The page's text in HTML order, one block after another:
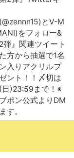
とV-M
をフォロー&
弾』関連ツイート
方から抽選で1名
入りアクリルプ
ント！！〆切は
)23:59まで！※
ポン公式よりDM
す。